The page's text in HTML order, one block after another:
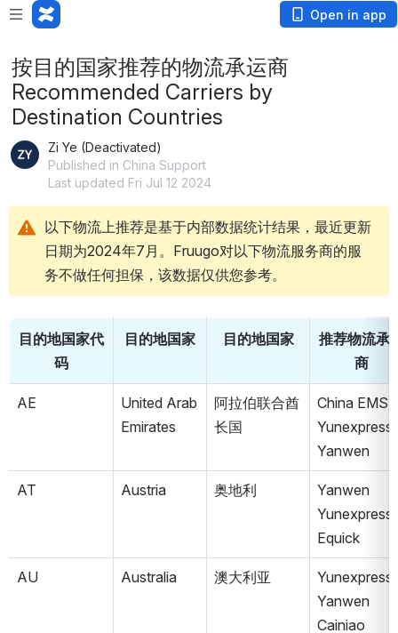
Open in app
按目的国家推荐的物流承运商
Recommended Carriers by
Destination Countries
Zi Ye (Deactivated)
Published in China Support
Last updated Fri Jul 12 2024
以下物流上推荐是基于内部数据统计结果，最近更新
日期为2024年7月。Fruugo对以下物流服务商的服
务不做任何担保，该数据仅供您参考。
目的地国家代
码
目的地国家 目的地国家
推荐物流承
商
AE
United Arab
Emirates
阿拉伯联合酋
长国
China EMS
Yunexpress
Yanwen
AT Austria 奥地利
Yanwen
Yunexpress
Equick
AU Australia 澳大利亚
Yunexpress
Yanwen
Cainiao